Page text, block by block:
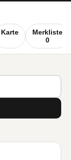
Karte
Merkliste
0